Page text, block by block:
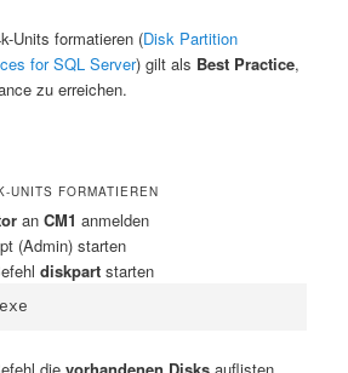
Units formatieren (Disk Partition
for SQL Server) gilt als Best Practice,
zu erreichen.
UNITS FORMATIEREN
an CM1 anmelden
(Admin) starten
diskpartstarten